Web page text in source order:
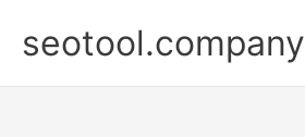
dung
seotool.company